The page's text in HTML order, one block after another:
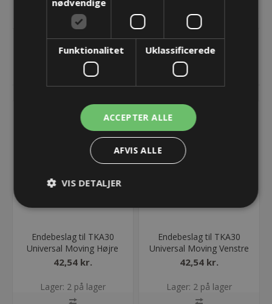
TKA energikæde - 30.060.015.055 - Indvendig - Bi = 15
RELATEREDE PRODUKTER
Endebeslag til TKA30
Universal Moving Højre
42,54 kr.
Lager: 2 på lager
Endebeslag til TKA30
Universal Moving Venstre
42,54 kr.
Lager: 2 på lager
Funktionalitet Uklassificerede
ACCEPTER ALLE
AFVIS ALLE
VIS DETALJER